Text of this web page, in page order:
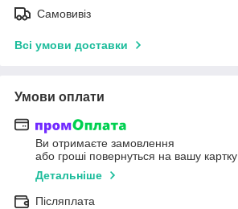
Самовивіз
Всі умови доставки
Умови оплати
Ви отримаєте замовлення
або гроші повернуться на вашу картку
Детальніше
Післяплата